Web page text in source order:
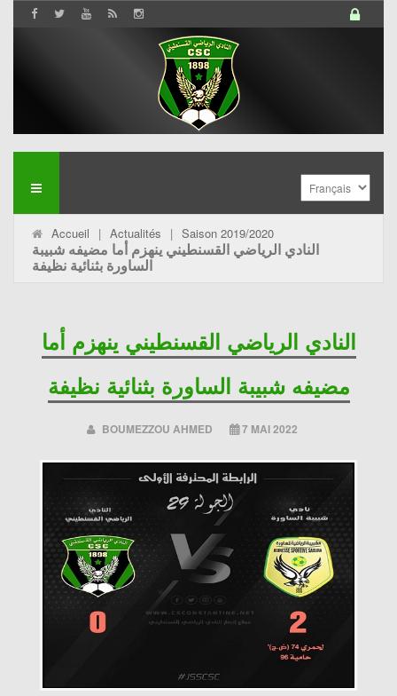
Accueil | Actualités | Saison 2019/2020
النادي الرياضي القسنطيني ينهزم أما مضيفه شبيبة
الساورة بثنائية نظيفة
النادي الرياضي القسنطيني ينهزم أما
مضيفه شبيبة الساورة بثنائية نظيفة
BOUMEZZOU AHMED 7 MAI 2022